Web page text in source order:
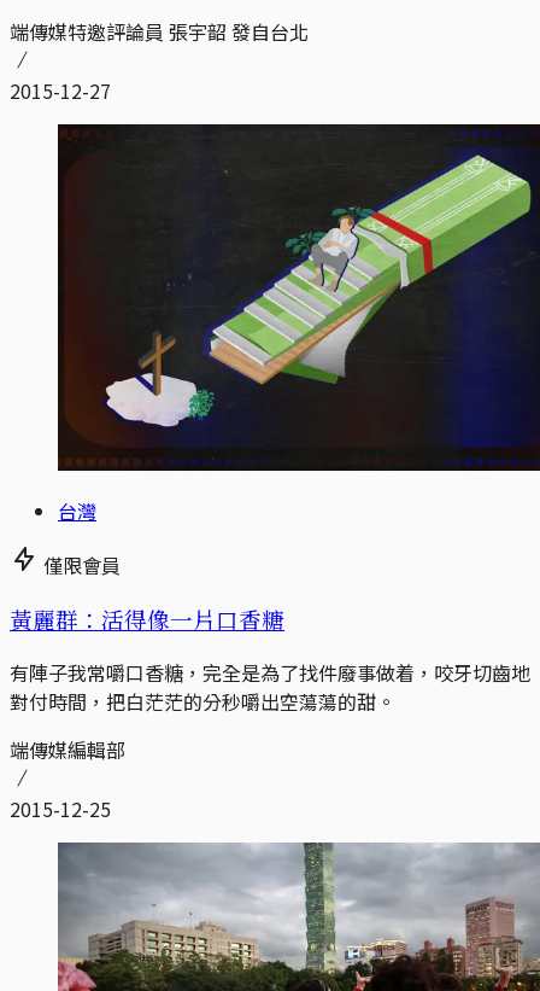
端傳媒特邀評論員 張宇韶 發自台北
2015-12-27
台灣
僅限會員
黃麗群：活得像一片口香糖
有陣子我常嚼口香糖，完全是為了找件廢事做着，咬牙切齒地
對付時間，把白茫茫的分秒嚼出空蕩蕩的甜。
端傳媒編輯部
2015-12-25